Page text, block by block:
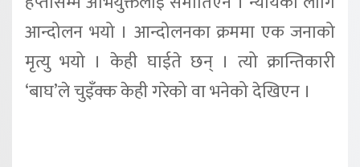
आन्दोलन भयो । आन्दोलनका क्रममा एक जनाको
मृत्यु भयो । केही घाईते छन् । त्यो क्रान्तिकारी
‘बाघ’ले चुइँक्क केही गरेको वा भनेको देखिएन ।